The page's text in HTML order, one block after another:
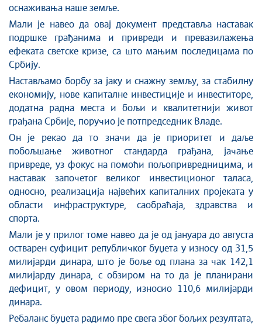
Линкови
Издвојене теме
COVID-19 - архива
оснаживања наше земље.
Мали је навео да овај документ представља наставак
подршке грађанима и привреди и превазилажења
ефеката светске кризе, са што мањим последицама по
Србију.
Настављамо борбу за јаку и снажну земљу, за стабилну
економију, нове капиталне инвестиције и инвеститоре,
додатна радна места и бољи и квалитетнији живот
грађана Србије, поручио је потпредседник Владе.
Он је рекао да то значи да је приоритет и даље
побољшање животног стандарда грађана, јачање
привреде, уз фокус на помоћи пољопривредницима, и
наставак започетог великог инвестиционог таласа,
односно, реализација највећих капиталних пројеката у
области инфраструктуре, саобраћаја, здравства и
спорта.
Мали је у прилог томе навео да је од јануара до августа
остварен суфицит републичког буџета у износу од 31,5
милијарди динара, што је боље од плана за чак 142,1
милијарду динара, с обзиром на то да је планирани
дефицит, у овом периоду, износио 110,6 милијарди
динара.
Ребаланс буџета радимо пре свега због бољих резултата,